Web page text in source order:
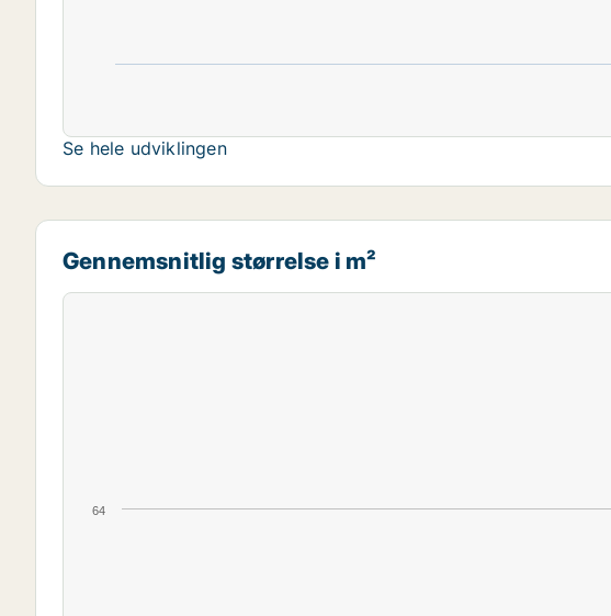
Se hele udviklingen
Gennemsnitlig størrelse i m²
64